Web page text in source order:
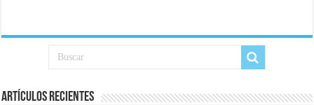
Artículos recientes